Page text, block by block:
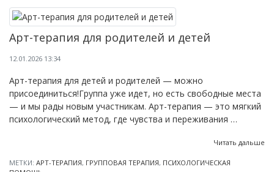
Арт-терапия для родителей и детей
12.01.2026 13:34
Арт-терапия для детей и родителей — можно
присоединиться!Группа уже идет, но есть свободные места
— и мы рады новым участникам. Арт-терапия — это мягкий
психологический метод, где чувства и переживания …
Читать дальше
МЕТКИ: АРТ-ТЕРАПИЯ, ГРУППОВАЯ ТЕРАПИЯ, ПСИХОЛОГИЧЕСКАЯ